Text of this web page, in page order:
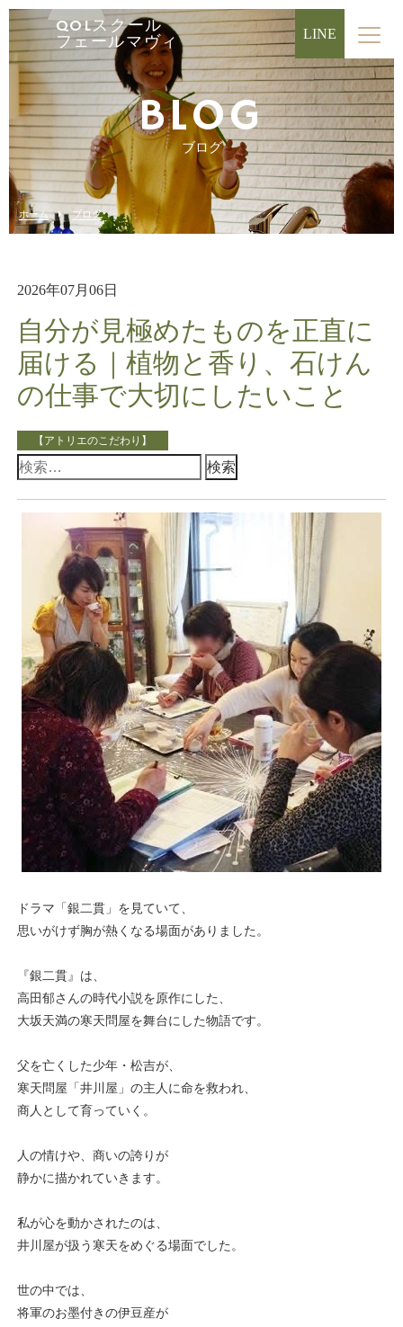
QOLスクール
フェールマヴィ
LINE
BLOG
ブログ
ホーム ブログ
2026年07月06日
自分が見極めたものを正直に
届ける｜植物と香り、石けん
の仕事で大切にしたいこと
【アトリエのこだわり】
検
ドラマ「銀二貫」を見ていて、
思いがけず胸が熱くなる場面がありました。
『銀二貫』は、
高田郁さんの時代小説を原作にした、
大坂天満の寒天問屋を舞台にした物語です。
父を亡くした少年・松吉が、
寒天問屋「井川屋」の主人に命を救われ、
商人として育っていく。
人の情けや、商いの誇りが
静かに描かれていきます。
私が心を動かされたのは、
井川屋が扱う寒天をめぐる場面でした。
世の中では、
将軍のお墨付きの伊豆産が